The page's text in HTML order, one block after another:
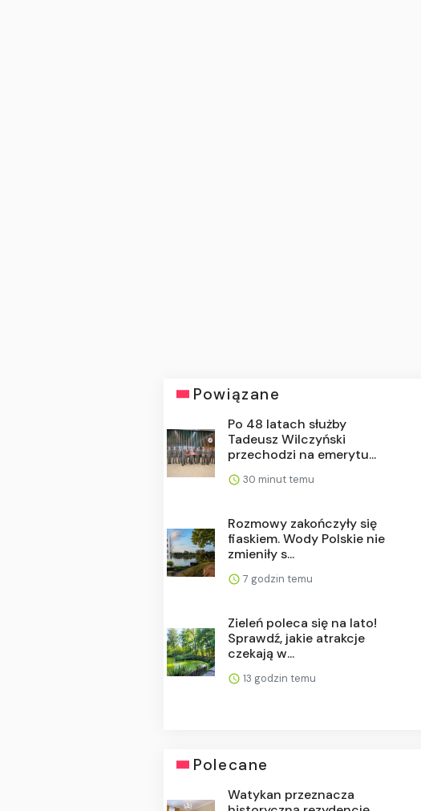
Powiązane
Po 48 latach służby
Tadeusz Wilczyński
przechodzi na emerytu...
30 minut temu
Rozmowy zakończyły się
fiaskiem. Wody Polskie nie
zmieniły s...
7 godzin temu
Zieleń poleca się na lato!
Sprawdź, jakie atrakcje
czekają w...
13 godzin temu
Polecane
Watykan przeznacza